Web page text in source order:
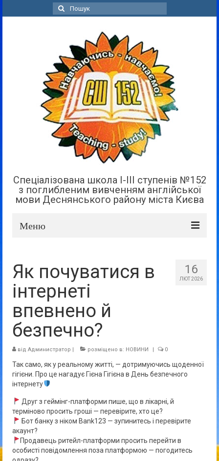
Пошук
для:
Спеціалізована школа І-ІІІ ступенів №152
з поглибленим вивченням англійської
мови Деснянського району міста Києва
Меню
Дошка оголошень
Батькам та учням
Прозорість та відкритість
16
ЛЮТ 2026
Як почуватися в
інтернеті
впевнено й
безпечно?
від Администратор | розміщено в: НОВИНИ | 0
Так само, як у реальному житті, — дотримуючись щоденної
гігієни. Про це нагадує Гієна Гігієна в День безпечного
інтернету
Друг з геймінг-платформи пише, що в лікарні, й
терміново просить гроші — перевірите, хто це?
Бот банку з ніком Bank123 — зупинитесь і перевірите
акаунт?
Продавець ритейл-платформи просить перейти в
особисті повідомлення поза платформою — погодитесь